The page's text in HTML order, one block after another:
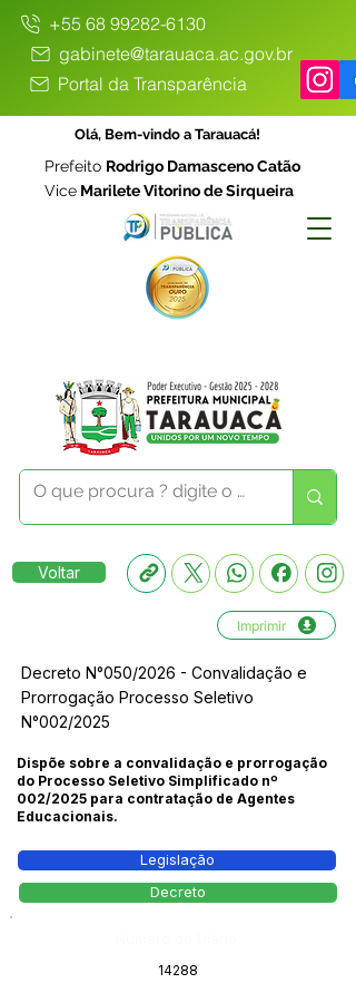
+55 68 99282-6130
gabinete@tarauaca.ac.gov.br
Portal da Transparência
Olá, Bem-vindo a Tarauacá!
Prefeito Rodrigo Damasceno Catão
Vice Marilete Vitorino de Sirqueira
Voltar
Imprimir
Decreto N°050/2026 - Convalidação e
Prorrogação Processo Seletivo
N°002/2025
Dispõe sobre a convalidação e prorrogação
do Processo Seletivo Simplificado nº
002/2025 para contratação de Agentes
Educacionais.
Legislação
Decreto
14288